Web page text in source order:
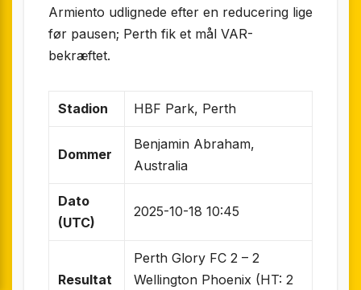
Armiento udlignede efter en reducering lige
før pausen; Perth fik et mål VAR-
bekræftet.
Stadion HBF Park, Perth
Dommer
Benjamin Abraham,
Australia
Dato
(UTC)
2025-10-18 10:45
Resultat
Perth Glory FC 2 – 2
Wellington Phoenix (HT: 2